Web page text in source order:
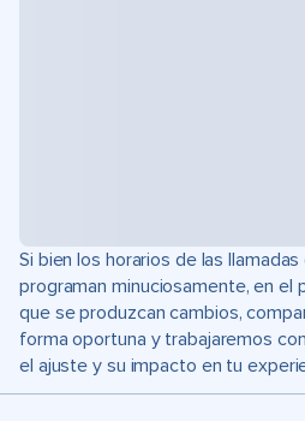
Si bien los horarios de las
programan minuciosamente, en el
que se produzcan cambios,
forma oportuna y trabajaremos
el ajuste y su impacto en tu